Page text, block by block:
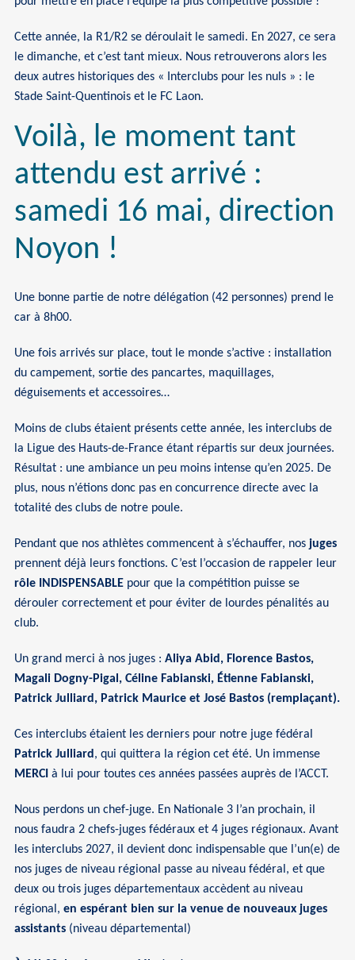
Cette année, la R1/R2 se déroulait le samedi. En 2027, ce sera
le dimanche, et c’est tant mieux. Nous retrouverons alors les
deux autres historiques des « Interclubs pour les nuls » : le
Stade Saint-Quentinois et le FC Laon.
Voilà, le moment tant
attendu est arrivé :
samedi 16 mai, direction
Noyon !
Une bonne partie de notre délégation (42 personnes) prend le
car à 8h00.
Une fois arrivés sur place, tout le monde s’active : installation
du campement, sortie des pancartes, maquillages,
déguisements et accessoires…
Moins de clubs étaient présents cette année, les interclubs de
la Ligue des Hauts-de-France étant répartis sur deux journées.
Résultat : une ambiance un peu moins intense qu’en 2025. De
plus, nous n’étions donc pas en concurrence directe avec la
totalité des clubs de notre poule.
Pendant que nos athlètes commencent à s’échauffer, nosjuges
prennent déjà leurs fonctions. C’est l’occasion de rappeler leur
rôle INDISPENSABLE pour que la compétition puisse se
dérouler correctement et pour éviter de lourdes pénalités au
club.
Un grand merci à nos juges :Aliya Abid, Florence Bastos,
Magali Dogny-Pigal, Céline Fabianski, Étienne Fabianski,
Patrick Julliard, Patrick Maurice et José Bastos (remplaçant).
Ces interclubs étaient les derniers pour notre juge fédéral
Patrick Julliard, qui quittera la région cet été. Un immense
MERCI à lui pour toutes ces années passées auprès de l’ACCT.
Nous perdons un chef-juge. En Nationale 3 l’an prochain, il
nous faudra 2 chefs-juges fédéraux et 4 juges régionaux. Avant
les interclubs 2027, il devient donc indispensable que l’un(e) de
nos juges de niveau régional passe au niveau fédéral, et que
deux ou trois juges départementaux accèdent au niveau
régional,en espérant bien sur la venue de nouveaux juges
assistants (niveau départemental)